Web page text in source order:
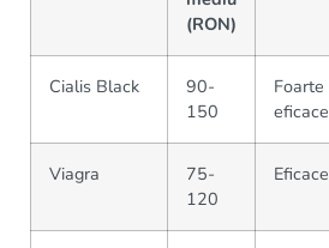
(RON)
Cialis Black
90-
150
Foarte
eficace
Viagra
75-
120
Eficace